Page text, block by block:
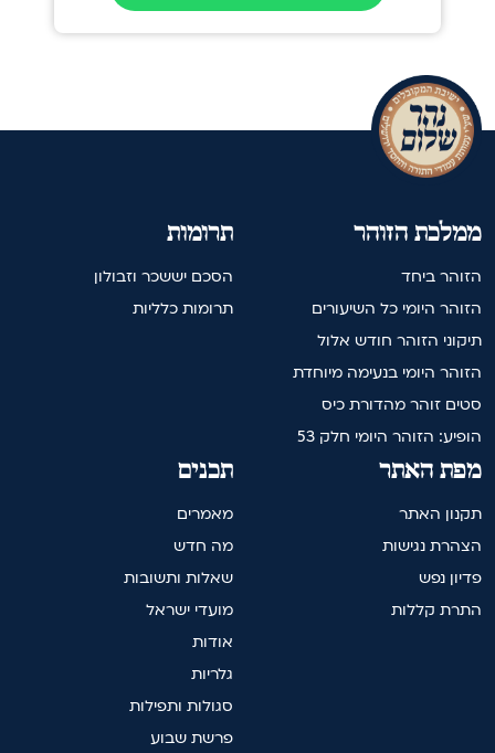
תרומות
הסכם יששכר וזבולון
תרומות כלליות
ממלכת הזוהר
הזוהר ביחד
הזוהר היומי כל השיעורים
תיקוני הזוהר חודש אלול
הזוהר היומי בנעימה מיוחדת
סטים זוהר מהדורת כיס
הופיע: הזוהר היומי חלק 53
תכנים
מאמרים
מה חדש
שאלות ותשובות
מועדי ישראל
אודות
גלריות
סגולות ותפילות
פרשת שבוע
מפת האתר
תקנון האתר
הצהרת נגישות
פדיון נפש
התרת קללות